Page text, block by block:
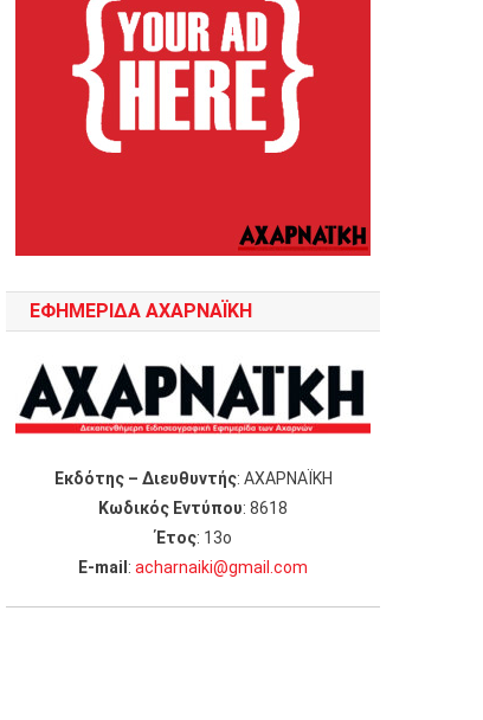
ΕΦΗΜΕΡΙΔΑ ΑΧΑΡΝΑΪΚΗ
Εκδότης – Διευθυντής: ΑΧΑΡΝΑΪΚΗ
Κωδικός Εντύπου: 8618
Έτος: 13ο
Ε-mail :acharnaiki@gmail.com